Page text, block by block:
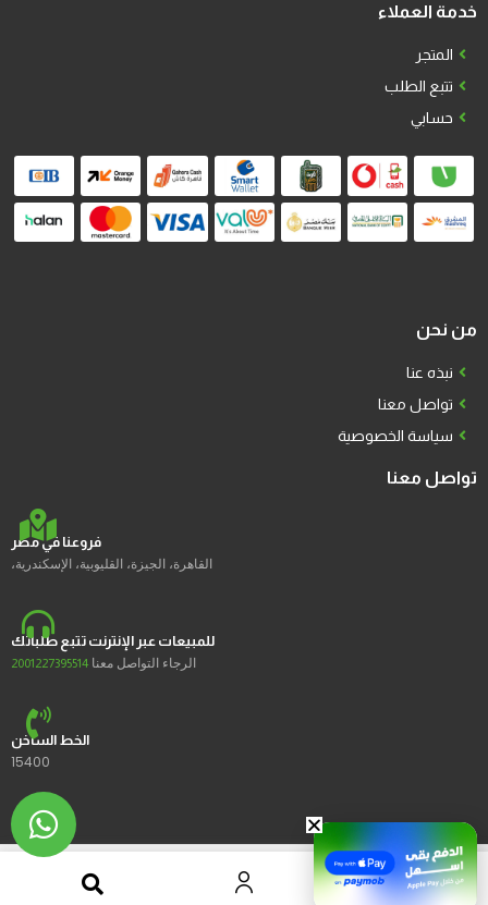
خدمة العملاء
المتجر
تتبع الطلب
حسابي
من نحن
نبذه عنا
تواصل معنا
سياسة الخصوصية
تواصل معنا
فروعنا في مصر
القاهرة، الجيزة، القليوبية، الإسكندرية،
للمبيعات عبر الإنترنت تتبع طلباتك
الرجاء التواصل معنا 2001227395514
الخط الساخن
15400
2023 © Ustores جميع الحقوق محفوظة